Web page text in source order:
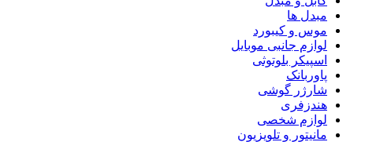
مبدل ها
موس و کیبورد
لوازم جانبی موبایل
اسپیکر بلوتوثی
پاوربانک
شارژر گوشی
هندزفری
لوازم شخصی
مانیتور و تلویزیون